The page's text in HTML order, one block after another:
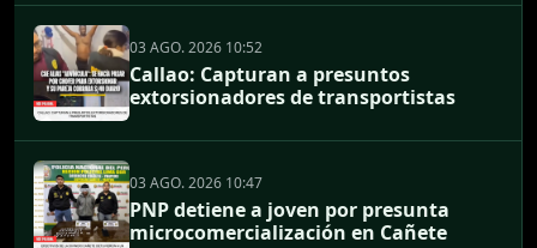
03 AGO. 2026 10:52
Callao: Capturan a presuntos
extorsionadores de transportistas
03 AGO. 2026 10:47
PNP detiene a joven por presunta
microcomercialización en Cañete